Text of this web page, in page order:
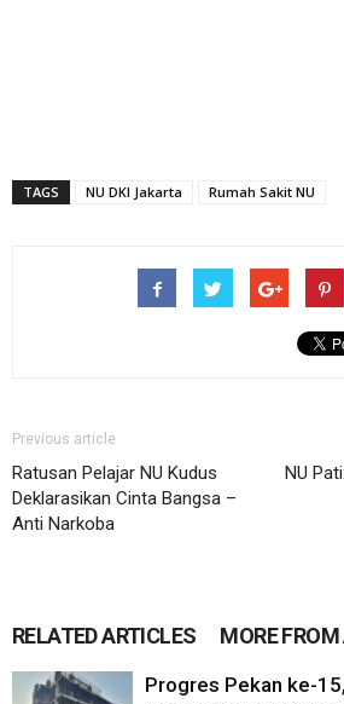
TAGS NU DKI Jakarta Rumah Sakit NU
Previous article
Ratusan Pelajar NU Kudus
Deklarasikan Cinta Bangsa –
Anti Narkoba
NU
RELATED ARTICLES MORE
Progres Pekan ke-